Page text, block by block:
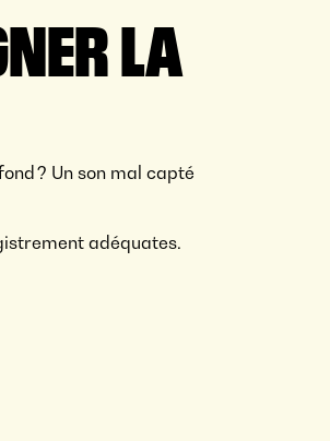
LA
? Un son mal capté
adéquates.